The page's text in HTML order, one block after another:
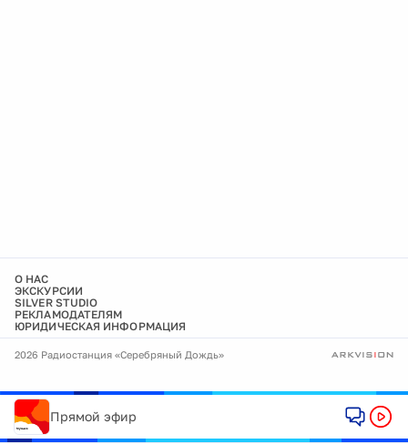
О НАС
ЭКСКУРСИИ
SILVER STUDIO
РЕКЛАМОДАТЕЛЯМ
ЮРИДИЧЕСКАЯ ИНФОРМАЦИЯ
2026 Радиостанция «Серебряный Дождь»
Прямой эфир